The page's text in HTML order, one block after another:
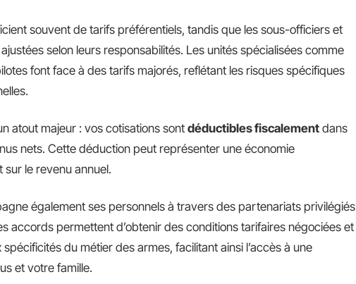
souvent de tarifs préférentiels, tandis que les sous-officiers et
selon leurs responsabilités. Les unités spécialisées comme
font face à des tarifs majorés, reflétant les risques spécifiques
atout majeur : vos cotisations sont déductibles fiscalement dans
nets. Cette déduction peut représenter une économie
le revenu annuel.
également ses personnels à travers des partenariats privilégiés
accords permettent d’obtenir des conditions tarifaires négociées et
du métier des armes, facilitant ainsi l’accès à une
et votre famille.